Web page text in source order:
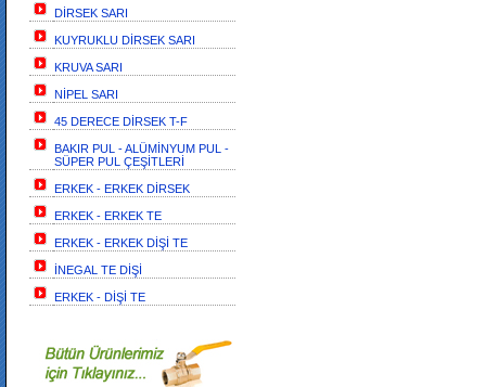
DİRSEK SARI
KUYRUKLU DİRSEK SARI
KRUVA SARI
NİPEL SARI
45 DERECE DİRSEK T-F
BAKIR PUL - ALÜMİNYUM PUL -
SÜPER PUL ÇEŞİTLERİ
ERKEK - ERKEK DİRSEK
ERKEK - ERKEK TE
ERKEK - ERKEK DİŞİ TE
İNEGAL TE DİŞİ
ERKEK - DİŞİ TE